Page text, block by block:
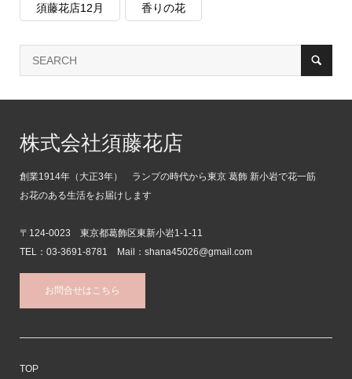
須藤花店12月 香りの花
株式会社須藤花店
創業1914年（大正3年） ランプの時代から東京 葛飾 新小岩で花一筋
お花のある生活をお届けします
〒124-0023 東京都葛飾区東新小岩1-1-11
TEL：03-3691-8781 Mail：shana45026@gmail.com
お問合せはこちら
TOP